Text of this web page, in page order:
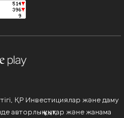
ҚР Инвестициялар және даму
авторлық құқықтар және жанама